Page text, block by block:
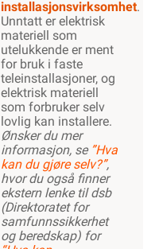
installasjonsvirksomhet.
Unntatt er elektrisk
materiell som
utelukkende er ment
for bruk i faste
teleinstallasjoner, og
elektrisk materiell
som forbruker selv
lovlig kan installere.
Ønsker du mer
informasjon, se ”Hva
kan du gjøre selv?”,
hvor du også finner
ekstern lenke til dsb
(Direktoratet for
samfunnssikkerhet
og beredskap) for